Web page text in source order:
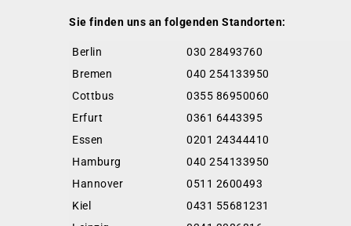
Sie finden uns an folgenden Standorten:
Berlin
030 28493760
Bremen
040 254133950
Cottbus
0355 86950060
Erfurt
0361 6443395
Essen
0201 24344410
Hamburg
040 254133950
Hannover
0511 2600493
Kiel
0431 55681231